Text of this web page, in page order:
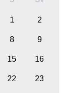
1 2
8 9
15 16
22 23